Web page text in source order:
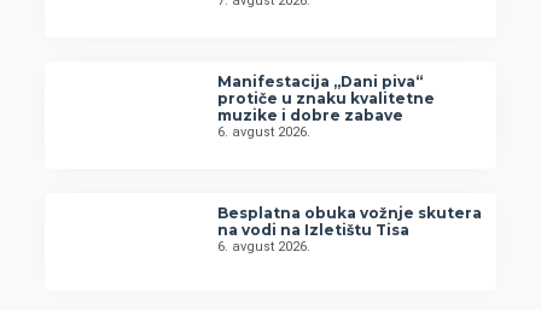
Manifestacija „Dani piva“
protiče u znaku kvalitetne
muzike i dobre zabave
6. avgust 2026.
Besplatna obuka vožnje skutera
na vodi na Izletištu Tisa
6. avgust 2026.